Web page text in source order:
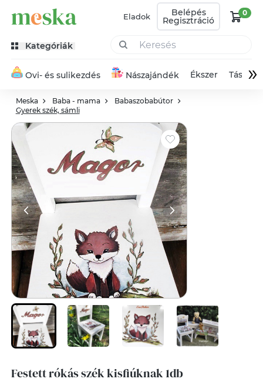
Eladok Belépés
Regisztráció
0
Kategóriák
Ovi- és sulikezdés Nászajándék Ékszer Táska»
Meska Baba - mama
Babaszobabútor
Gyerek szék, sámli
Festett rókás szék kisfiúknak 1db